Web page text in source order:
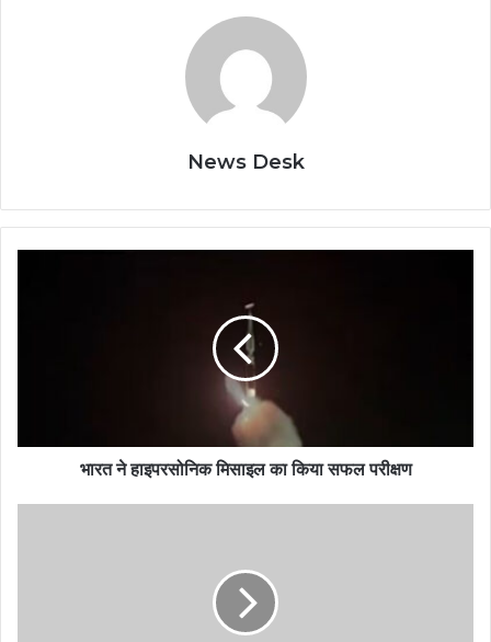
News Desk
भारत ने हाइपरसोनिक मिसाइल का किया सफल परीक्षण